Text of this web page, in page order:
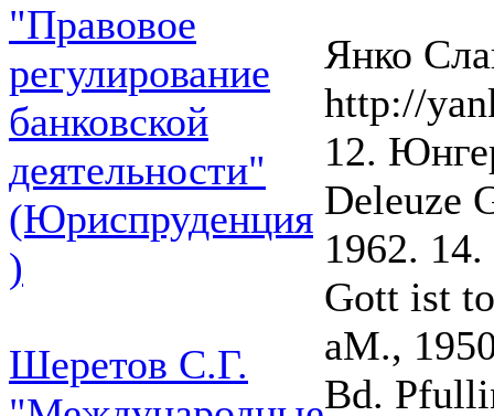
"Правовое
регулирование
банковской
деятельности"
(Юриспруденция
)
Шеретов С.Г.
Янко
http://
12.
Deleuze
1962.
Gott ist
aM.,
Bd.